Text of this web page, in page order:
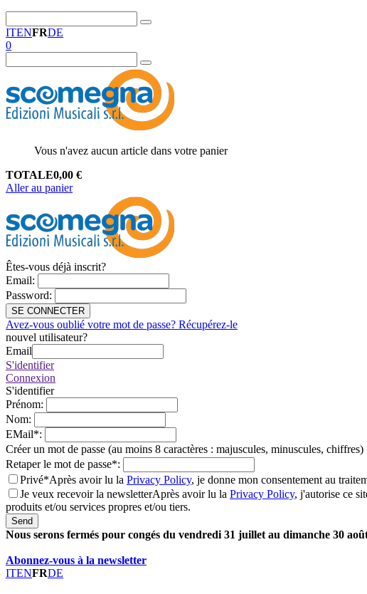
ITENFRDE
0
Vous n'avez aucun article dans votre panier
TOTALE0,00 €
Aller au panier
Êtes-vous déjà inscrit?
Email:
Password:
SE CONNECTER
Avez-vous oublié votre mot de passe? Récupérez-le
nouvel utilisateur?
Email
S'identifier
Connexion
S'identifier
Prénom:
Nom:
EMail*:
Créer un mot de passe (au moins 8 caractères : majuscules, minuscules, chiffres)
Retaper le mot de passe*:
Privé*Après avoir lu la Privacy Policy, je donne mon consentement au
Je veux recevoir la newsletterAprès avoir lu la Privacy Policy, j'autorise ce
produits et/ou services propres et/ou tiers.
Send
Nous serons fermés pour congés du vendredi 31 juillet au dimanche 30
Abonnez-vous à la newsletter
ITENFRDE